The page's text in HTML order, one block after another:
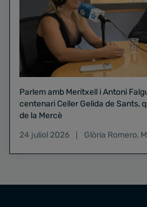
Parlem amb Meritxell i Antoni
centenari Celler Gelida de Sants, que enguany faran el pregó
de la Mercè
24 juliol 2026
Glòria Romero,